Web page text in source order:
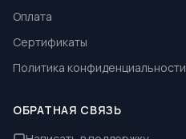
Оплата
Сертификаты
Политика конфиденциальности
ОБРАТНАЯ СВЯЗЬ